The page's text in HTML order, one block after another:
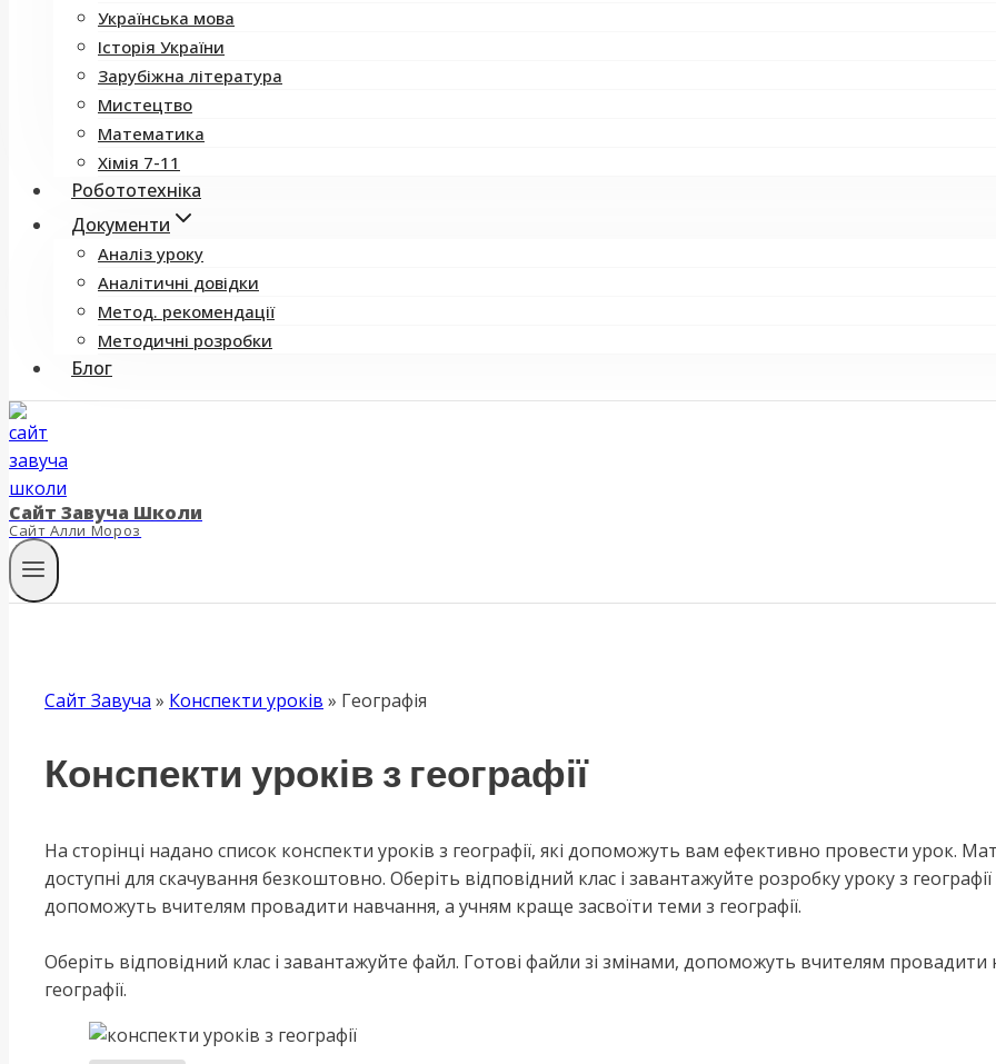
Українська мова
Історія України
Зарубіжна література
Мистецтво
Математика
Хімія 7-11
Робототехніка
Документи
Аналіз уроку
Аналітичні довідки
Метод. рекомендації
Методичні розробки
Блог
Сайт Завуча Школи
Сайт Алли Мороз
Сайт Завуча » Конспекти уроків » Географія
Конспекти уроків з географії
На сторінці надано список конспекти уроків з географії, які допоможуть вам ефективно провести урок.
доступні для скачування безкоштовно. Оберіть відповідний клас і завантажуйте розробку уроку з географії
допоможуть вчителям провадити навчання, а учням краще засвоїти теми з географії.
Оберіть відповідний клас і завантажуйте файл. Готові файли зі змінами, допоможуть вчителям
географії.